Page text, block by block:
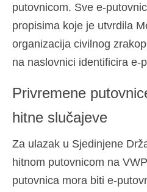
putovnicom. Sve e-
propisima koje je utvrdila
organizacija civilnog
na naslovnici identificira e-
Privremene
hitne slučajeve
Za ulazak u Sjedinjene
hitnom putovnicom na
putovnica mora biti e-